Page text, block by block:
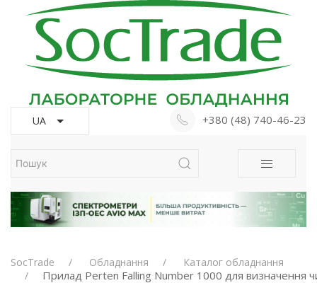
UA +380 (48) 740-46-23
SocTrade Обладнання Каталог обладнання
Прилад Perten Falling Number 1000 для визначення